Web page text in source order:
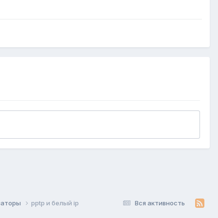
Вся активность
pptp и белый ip